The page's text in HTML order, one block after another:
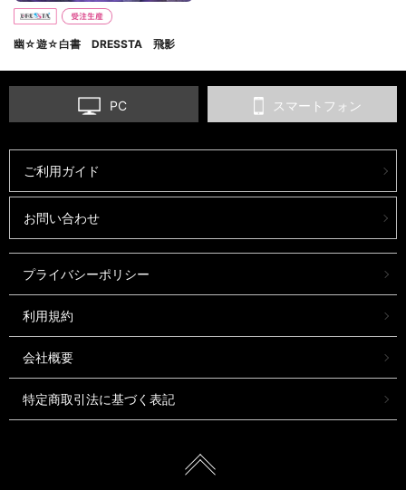
幽☆遊☆白書 DRESSTA 飛影
PC スマートフォン
ご利用ガイド
お問い合わせ
プライバシーポリシー
利用規約
会社概要
特定商取引法に基づく表記